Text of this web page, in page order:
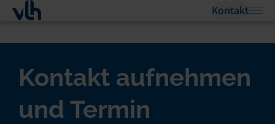
Kontakt
Kontakt aufnehmen
und Termin